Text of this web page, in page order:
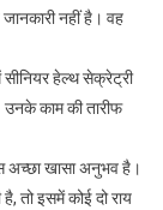
नहीं है। वह
हेल्थ सेक्रेट्री
काम की तारीफ
अच्छा खासा अनुभव है।
तो इसमें कोई दो राय